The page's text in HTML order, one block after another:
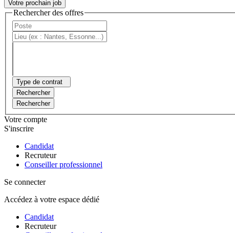
Votre prochain job
Rechercher des offres
Type de contrat
Rechercher
Rechercher
Votre compte
S'inscrire
Candidat
Recruteur
Conseiller professionnel
Se connecter
Accédez à votre espace dédié
Candidat
Recruteur